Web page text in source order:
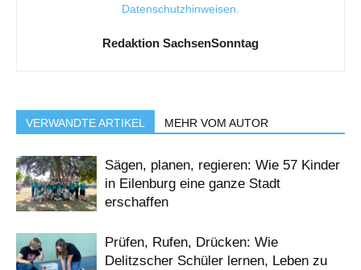
Datenschutzhinweisen
Redaktion SachsenSonntag
VERWANDTE ARTIKEL MEHR VOM AUTOR
Sägen, planen, regieren: Wie 57 Kinder
in Eilenburg eine ganze Stadt
erschaffen
Prüfen, Rufen, Drücken: Wie
Delitzscher Schüler lernen, Leben zu